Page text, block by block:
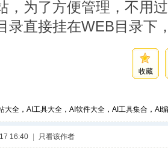
，为了方便管理，不用
录直接挂在WEB目录下
收藏
大全，AI工具大全，AI软件大全，AI工具集合，AI
16:40 只看该作者